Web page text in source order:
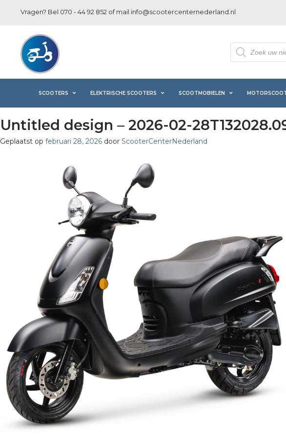
Vragen? Bel 070 - 44 92 852 of mail info@scootercenternederland.nl
Producten
zoeken
SCOOTERS ELEKTRISCHE SCOOTERS SCOOTMOBIELEN
Untitled design – 2026-02-
Geplaatst op februari 28, 2026 door ScooterCenterNederland